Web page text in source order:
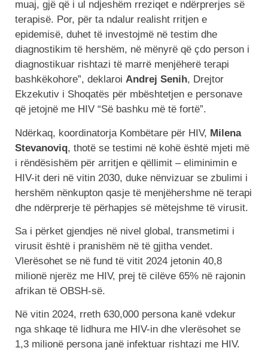
muaj, gjë që i ul ndjeshëm rreziqet e ndërprerjes së
terapisë. Por, për ta ndalur realisht rritjen e
epidemisë, duhet të investojmë në testim dhe
diagnostikim të hershëm, në mënyrë që çdo person i
diagnostikuar rishtazi të marrë menjëherë terapi
bashkëkohore”, deklaroi Andrej Senih, Drejtor
Ekzekutiv i Shoqatës për mbështetjen e personave
që jetojnë me HIV “Së bashku më të fortë”.
Ndërkaq, koordinatorja Kombëtare për HIV, Milena
Stevanoviq, thotë se testimi në kohë është mjeti më
i rëndësishëm për arritjen e qëllimit – eliminimin e
HIV-it deri në vitin 2030, duke nënvizuar se zbulimi i
hershëm nënkupton qasje të menjëhershme në terapi
dhe ndërprerje të përhapjes së mëtejshme të virusit.
Sa i përket gjendjes në nivel global, transmetimi i
virusit është i pranishëm në të gjitha vendet.
Vlerësohet se në fund të vitit 2024 jetonin 40,8
milionë njerëz me HIV, prej të cilëve 65% në rajonin
afrikan të OBSH-së.
Në vitin 2024, rreth 630,000 persona kanë vdekur
nga shkaqe të lidhura me HIV-in dhe vlerësohet se
1,3 milionë persona janë infektuar rishtazi me HIV.